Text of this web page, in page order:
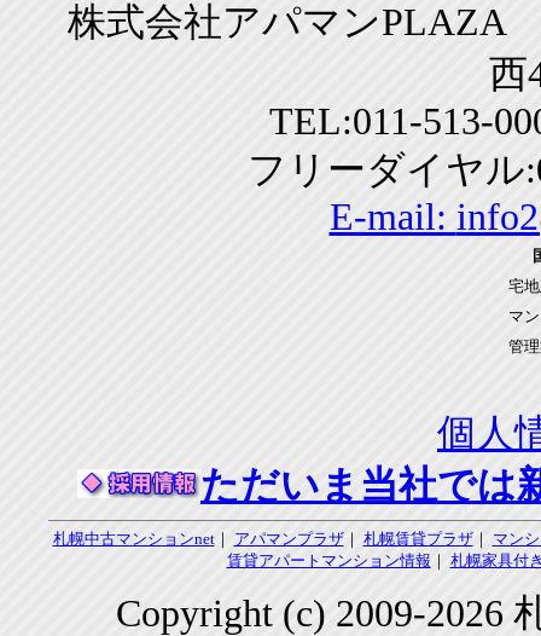
株式会社アパマン
西
TEL:011-513-
フリーダイヤル
E-mail:
宅
マ
管
個人
ただいま当社では
札幌中古マンションnet｜ アパマンプラザ｜ 札幌賃貸プラザ｜ マン
賃貸アパートマンション情報 ｜ 札幌家具付
Copyright (c) 2009-2026